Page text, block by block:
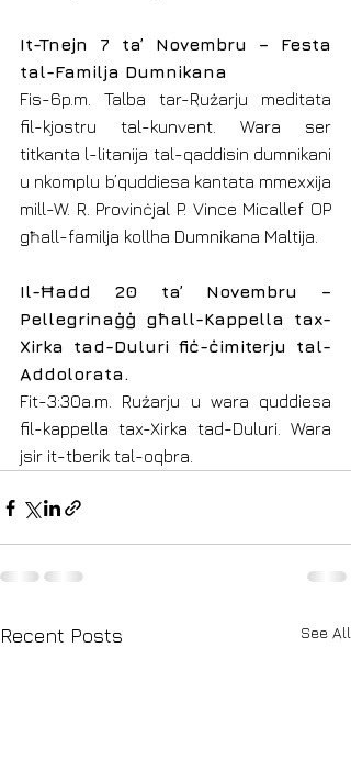
It-Tnejn 7 ta’ Novembru – Festa
tal-Familja Dumnikana
Fis-6p.m. Talba tar-Rużarju meditata
fil-kjostru tal-kunvent. Wara ser
titkanta l-litanija tal-qaddisin dumnikani
u nkomplu b’quddiesa kantata mmexxija
mill-W. R. Provinċjal P. Vince Micallef OP
għall-familja kollha Dumnikana Maltija.
Il-Ħadd 20 ta’ Novembru –
Pellegrinaġġ għall-Kappella tax-
Xirka tad-Duluri fiċ-ċimiterju tal-
Addolorata.
Fit-3:30a.m. Rużarju u wara quddiesa
fil-kappella tax-Xirka tad-Duluri. Wara
jsir it-tberik tal-oqbra.
Recent Posts See All